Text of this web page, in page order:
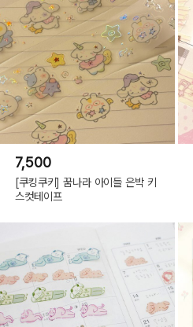
7,500
[쿠킹쿠키] 꿈나라 아이들 은박 키
스컷테이프